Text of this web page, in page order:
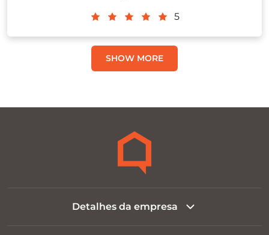
5
SHOW MORE
Detalhes da empresa